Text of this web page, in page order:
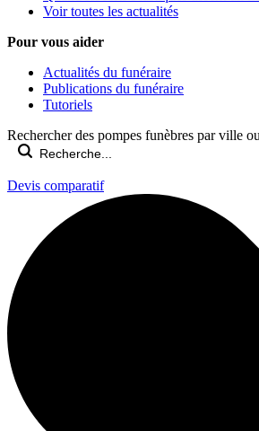
Voir toutes les actualités
Pour vous aider
Actualités du funéraire
Publications du funéraire
Tutoriels
Rechercher des pompes funèbres par ville
Devis comparatif